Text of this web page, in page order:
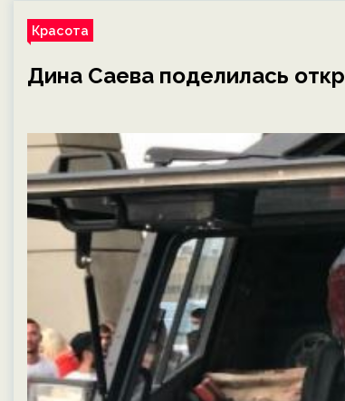
Красота
Дина Саева поделилась